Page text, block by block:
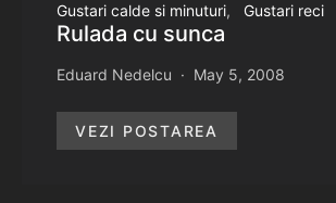
Gustari calde si minuturi Gustari reci
Rulada cu sunca
Eduard Nedelcu May 5, 2008
VEZI POSTAREA